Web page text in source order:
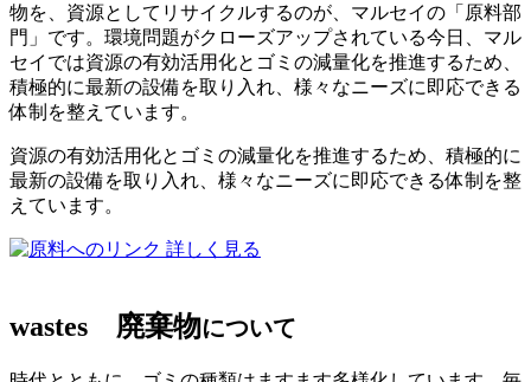
物を、資源としてリサイクルするのが、マルセイの「原料部
門」です。環境問題がクローズアップされている今日、マル
セイでは資源の有効活用化とゴミの減量化を推進するため、
積極的に最新の設備を取り入れ、様々なニーズに即応できる
体制を整えています。
資源の有効活用化とゴミの減量化を推進するため、積極的に
最新の設備を取り入れ、様々なニーズに即応できる体制を整
えています。
詳しく見る
wastes 廃棄物について